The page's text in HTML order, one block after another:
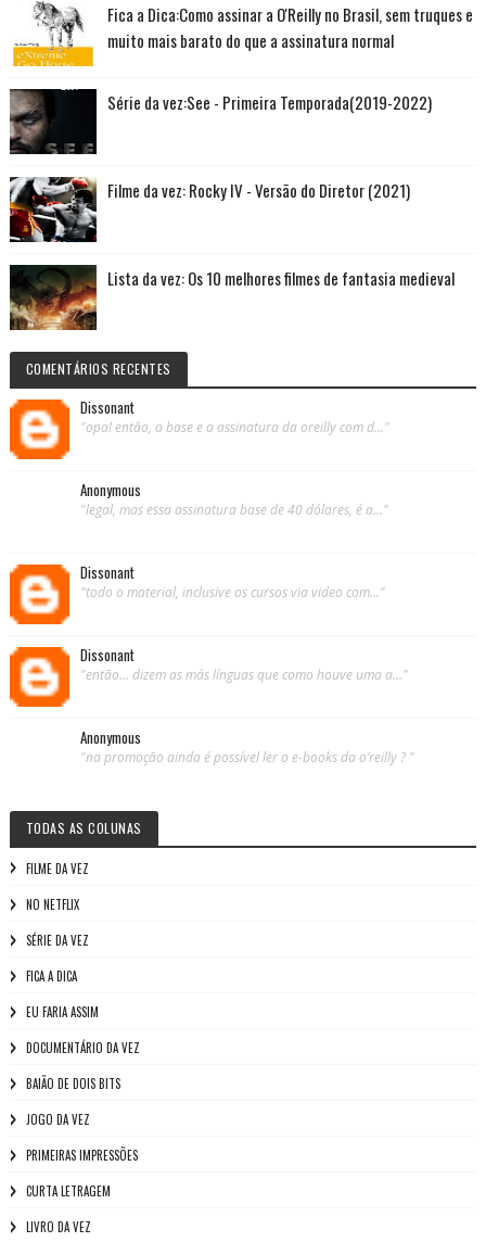
Fica a Dica:Como assinar a O'Reilly no Brasil, sem truques e
muito mais barato do que a assinatura normal
Série da vez:See - Primeira Temporada(2019-2022)
Filme da vez: Rocky IV - Versão do Diretor (2021)
Lista da vez: Os 10 melhores filmes de fantasia medieval
COMENTÁRIOS RECENTES
Dissonant
"opa! então, a base e a assinatura da oreilly com d..."
Anonymous
"legal, mas essa assinatura base de 40 dólares, é a..."
Dissonant
"todo o material, inclusive os cursos via video com..."
Dissonant
"então... dizem as más línguas que como houve uma a..."
Anonymous
"na promoção ainda é possível ler o e-books da o’reilly ? "
TODAS AS COLUNAS
FILME DA VEZ
NO NETFLIX
SÉRIE DA VEZ
FICA A DICA
EU FARIA ASSIM
DOCUMENTÁRIO DA VEZ
BAIÃO DE DOIS BITS
JOGO DA VEZ
PRIMEIRAS IMPRESSÕES
CURTA LETRAGEM
LIVRO DA VEZ